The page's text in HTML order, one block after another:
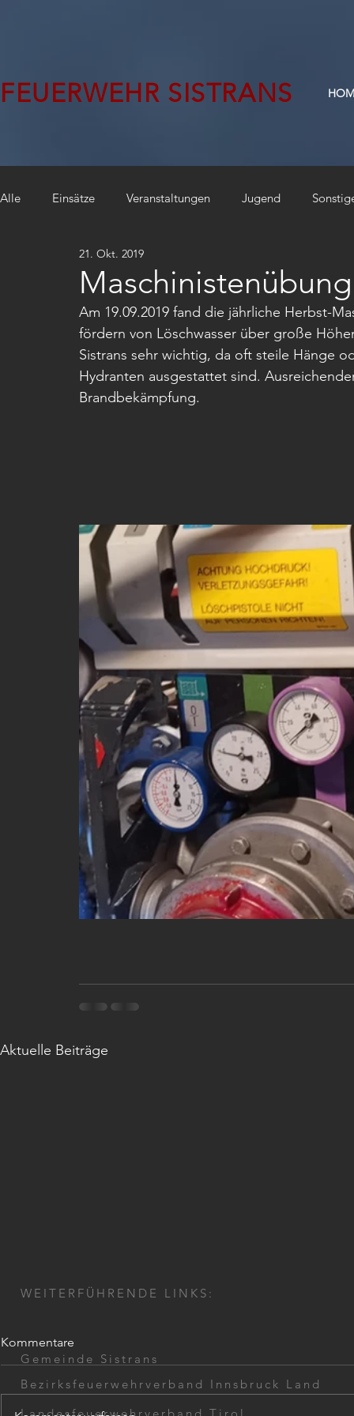
FEUERWEHR SISTRANS
Alle Einsätze Veranstaltungen Jugend
21. Okt. 2019
Am 19.09.2019 fand die jährliche Herbst-
fördern von Löschwasser über große
Sistrans sehr wichtig, da oft steile Hänge
Hydranten ausgestattet sind.
Brandbekämpfung.
Aktuelle Beiträge
Kommentare
WEITERFÜHRENDE LINKS:
Gemeinde Sistrans
Bezirksfeuerwehrverband Innsbruck Land